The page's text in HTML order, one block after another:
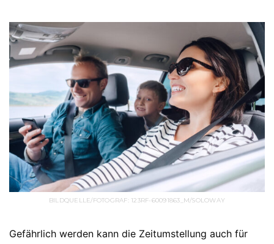
BILDQUELLE/FOTOGRAF: 123RF-60091863_M/SOLOWAY
Gefährlich werden kann die Zeitumstellung auch für